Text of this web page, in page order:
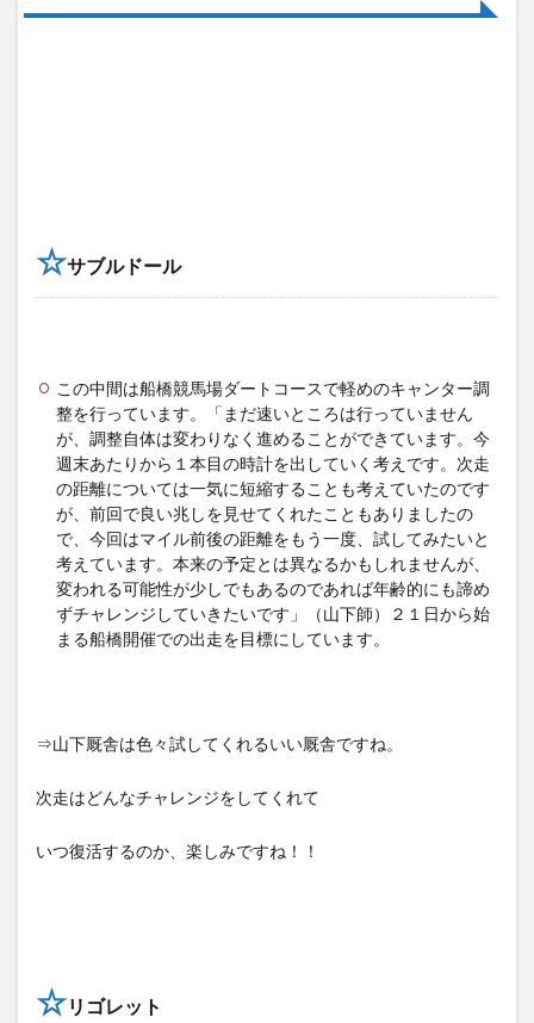
☆サブルドール
この中間は船橋競馬場ダートコースで軽めのキャンター調
整を行っています。「まだ速いところは行っていません
が、調整自体は変わりなく進めることができています。今
週末あたりから１本目の時計を出していく考えです。次走
の距離については一気に短縮することも考えていたのです
が、前回で良い兆しを見せてくれたこともありましたの
で、今回はマイル前後の距離をもう一度、試してみたいと
考えています。本来の予定とは異なるかもしれませんが、
変われる可能性が少しでもあるのであれば年齢的にも諦め
ずチャレンジしていきたいです」（山下師）２１日から始
まる船橋開催での出走を目標にしています。
⇒山下厩舎は色々試してくれるいい厩舎ですね。
次走はどんなチャレンジをしてくれて
いつ復活するのか、楽しみですね！！
☆リゴレット